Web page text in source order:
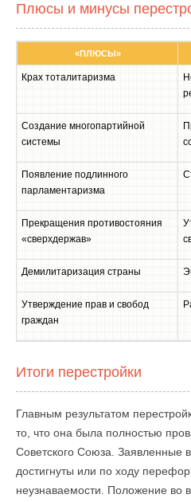
Плюсы и минусы
«ПЛЮСЫ»
Крах тоталитаризма
Создание многопартийной
системы
Появление подлинного
парламентаризма
Прекращения противостояния
«сверхдержав»
Демилитаризация страны
Утверждение прав и свобод
граждан
Итоги перестройки
Главным результатом
то, что она была полностью
Советского Союза. Заявленные
достигнуты или по ходу
неузнаваемости. Положение во